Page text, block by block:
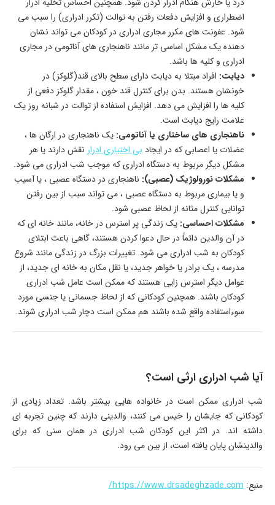
اضطراری و افزایش دفعات رفتن به توالت (تکرر ادراری) را سبب می
شود. عفونت های مکرر مجاری ادراری در کودکان می تواند نشان
دهنده یک مشکل اساسی تر مانند ناهنجاری های آناتومی در مجاری
ادراری و کلیه ها باشد.
دیابت: افراد مبتلا به دیابت دارای سطح بالای قند(گلوکز) در
خونشان هستند. بدن برای کنترل قند خون ، مقدار گلوکز دفعی از
کلیه ها را افزایش می دهد. افزایش استفاده از توالت در شبانه روز یک
علامت رایج دیابت است.
ناهنجاری های ساختاری یا آناتومی: یک ناهنجاری در ارگان ها ،
عضلات یا اعصابی که در ایجاد بی اختیاری ادرار نقش دارند یا هر
مشکل دیگر مربوط به دستگاه ادراری که موجب شب ادراری می شود.
مشکلات نورولوژیک (عصبی): ناهنجاری در دستگاه عصبی ، یا آسیب
و یا بیماری مربوط به دستگاه عصبی ، می تواند سبب از بین رفتن
توانایی کنترل مثانه از لحاظ عصبی شود.
مشکلات احساسی: یک زندگی پر استرس در خانه، مانند خانه ای که
در آن والدین دائماً در حال دعوا کردن هستند، گاهی باعث ابتلای
کودکان به شب ادراری می شود. تغییرات بزرگ در زندگی مانند شروع
مدرسه ، یک برادر یا خواهر جدید، یا نقل مکان به خانه ای جدید، از
عوامل دیگر استرس زایی هستند که ممکن است عامل شب ادراری
کودکان باشند. همچنین کودکانی که از لحاظ جسمانی یا جنسی مورد
سوءاستفاده واقع شده باشند هم ممکن است دچار شب ادراری شوند.
آیا شب ادراری ارثی است؟
شب ادراری ممکن است در خانواده هایی بیشتر باشد. تعداد زیادی از
کودکانی که جایشان را خیس می کنند، والدینی دارند که چنین تجربه ای
داشته اند. در اکثر این کودکان شب ادراری در همان سنی که برای
والدینشان پایان یافته است، از بین می رود.
منبع: https://www.drsadeghzade.com/